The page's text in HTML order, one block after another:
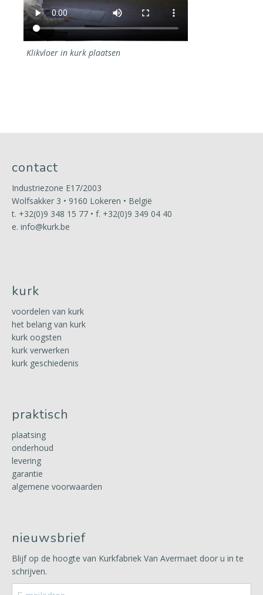
Klikvloer in kurk plaatsen
contact
Industriezone E17/2003
Wolfsakker 3 • 9160 Lokeren • België
t. +32(0)9 348 15 77 • f. +32(0)9 349 04 40
e. info@kurk.be
kurk
voordelen van kurk
het belang van kurk
kurk oogsten
kurk verwerken
kurk geschiedenis
praktisch
plaatsing
onderhoud
levering
garantie
algemene voorwaarden
nieuwsbrief
Blijf op de hoogte van Kurkfabriek Van Avermaet door u in te
schrijven.